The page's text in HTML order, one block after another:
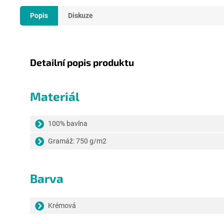
Popis Diskuze
Detailní popis produktu
Materiál
100% bavlna
Gramáž: 750 g/m2
Barva
Krémová